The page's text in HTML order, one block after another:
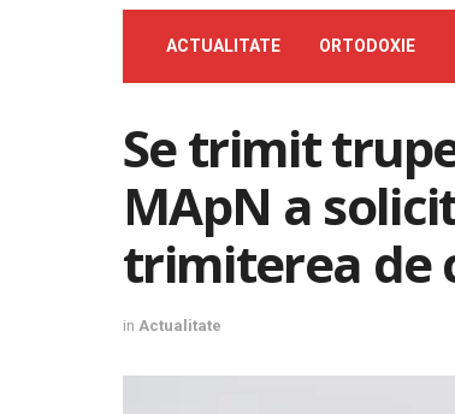
ACTUALITATE ORTODOXIE
Se trimit
MApN a
trimiterea de
in Actualitate